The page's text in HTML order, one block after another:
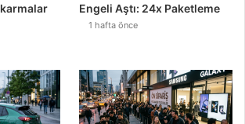
Engeli Aştı: 24x Paketleme
1 hafta önce